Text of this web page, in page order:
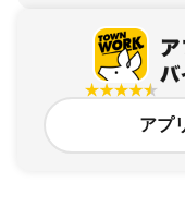
アプ